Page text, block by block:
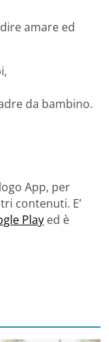
amare ed
da bambino.
App, per
contenuti. E’
Play ed è